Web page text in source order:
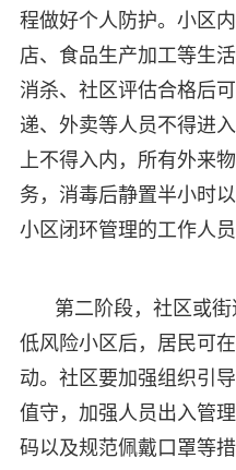
程做好个人防护。小区
店、食品生产加工等生
消杀、社区评估合格后
递、外卖等人员不得进
上不得入内，所有外来
务，消毒后静置半小时
小区闭环管理的工作人
第二阶段，社区或
低风险小区后，居民可
动。社区要加强组织引
值守，加强人员出入管
码以及规范佩戴口罩等